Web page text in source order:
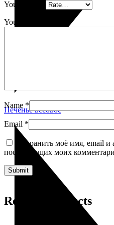
Печенье весовое
Your rating
Your review
Name *
Email *
Сохранить моё имя, email и
последующих моих
Related products